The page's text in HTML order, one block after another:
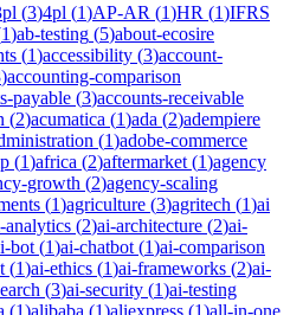
(3)4pl (1)AP-AR (1)HR (1)IFRS
1)ab-testing (5)about-ecosire
(1)accessibility (3)account-
)accounting-comparison
payable (3)accounts-receivable
(2)acumatica (1)ada (2)adempiere
(1)adobe-commerce
(1)africa (2)aftermarket (1)agency
growth (2)agency-scaling
(1)agriculture (3)agritech (1)ai
analytics (2)ai-architecture (2)ai-
bot (1)ai-chatbot (1)ai-comparison
(1)ai-ethics (1)ai-frameworks (2)ai-
(3)ai-security (1)ai-testing
(1)alibaba (1)aliexpress (1)all-in-one